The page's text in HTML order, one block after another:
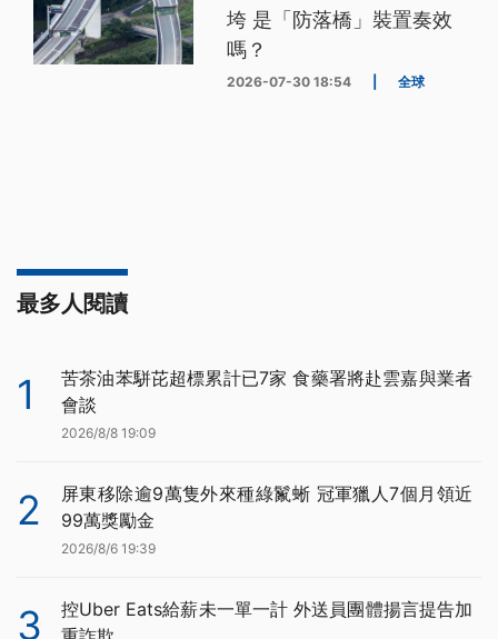
垮 是「防落橋」裝置奏效
嗎？
2026-07-30 18:54 全球
最多人閱讀
1
苦茶油苯駢芘超標累計已7家 食藥署將赴雲嘉與業者
會談
2026/8/8 19:09
2
屏東移除逾9萬隻外來種綠鬣蜥 冠軍獵人7個月領近
99萬獎勵金
2026/8/6 19:39
3
控Uber Eats給薪未一單一計 外送員團體揚言提告加